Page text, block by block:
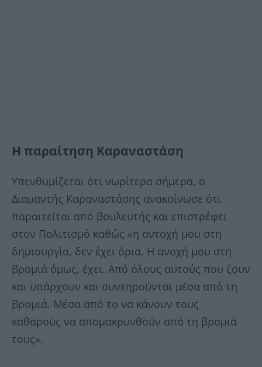
Η παραίτηση Καραναστάση
Υπενθυμίζεται ότι νωρίτερα σήμερα, ο
Διαμαντής Καραναστάσης ανακοίνωσε ότι
παραιτείται από βουλευτής και επιστρέφει
στον Πολιτισμό καθώς «η αντοχή μου στη
δημιουργία, δεν έχει όρια. Η ανοχή μου στη
βρομιά όμως, έχει. Από όλους αυτούς που ζουν
και υπάρχουν και συντηρούνται μέσα από τη
βρομιά. Μέσα από το να κάνουν τους
καθαρούς να απομακρυνθούν από τη βρομιά
τους».